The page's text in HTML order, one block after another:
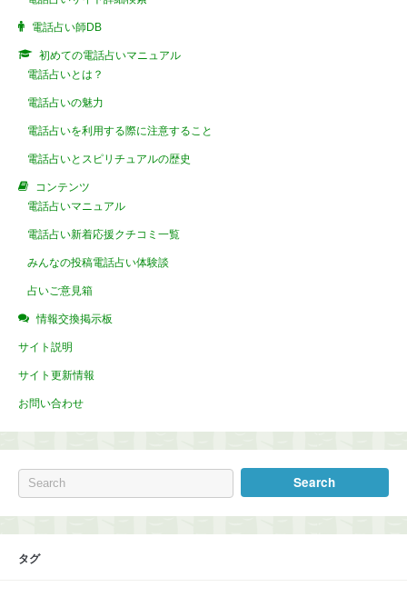
電話占い師DB
初めての電話占いマニュアル
電話占いとは？
電話占いの魅力
電話占いを利用する際に注意すること
電話占いとスピリチュアルの歴史
コンテンツ
電話占いマニュアル
電話占い新着応援クチコミ一覧
みんなの投稿電話占い体験談
占いご意見箱
情報交換掲示板
サイト説明
サイト更新情報
お問い合わせ
タグ